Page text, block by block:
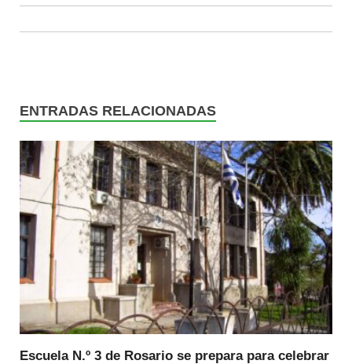
ENTRADAS RELACIONADAS
Escuela N.º 3 de Rosario se prepara para celebrar